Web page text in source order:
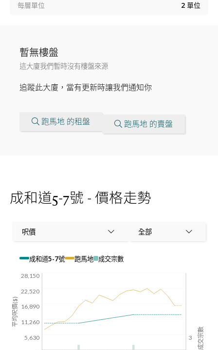
每層單位 2 單位
暫無樓盤
這大廈我們暫時沒有樓盤來源
追蹤此大廈，當有更新時讓我們通知你
跑馬地 的租盤 跑馬地 的賣盤
成和道5-7號 - 價格走勢
呎價 全部
成和道5-7號 跑馬地 成交宗數
3 成交宗數
28,150
22,520
16,890
11,260
5,630
平均呎價($)